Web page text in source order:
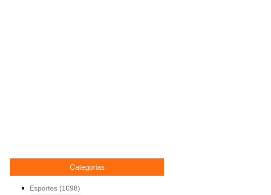
Categorias
Esportes (1098)